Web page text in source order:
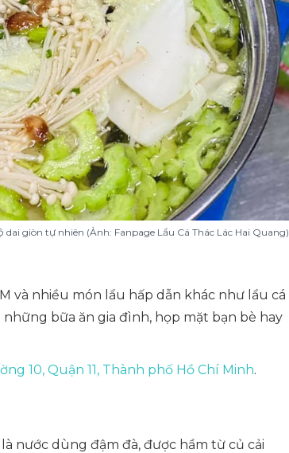
giòn tự nhiên (Ảnh: Fanpage Lẩu Cá Thác Lác Hai Quang)
và nhiều món lẩu hấp dẫn khác như lẩu cá
bữa ăn gia đình, họp mặt bạn bè hay
10, Quận 11, Thành phố Hồ Chí Minh.
nước dùng đậm đà, được hầm từ củ cải